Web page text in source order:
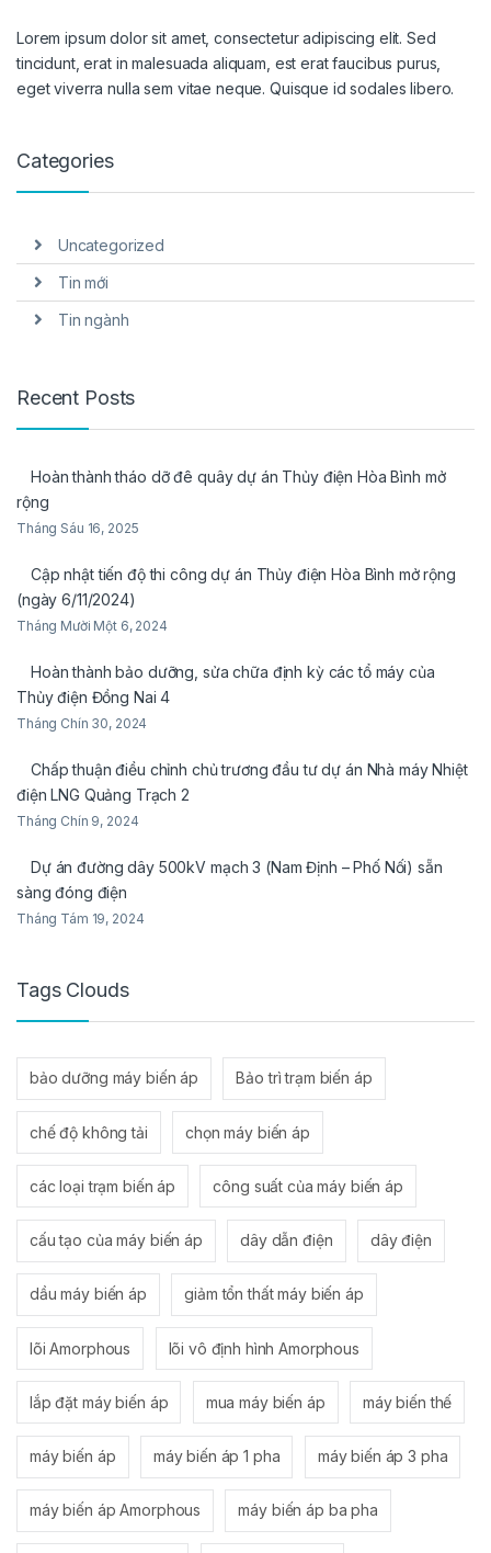
Lorem ipsum dolor sit amet, consectetur adipiscing elit. Sed
tincidunt, erat in malesuada aliquam, est erat faucibus purus,
eget viverra nulla sem vitae neque. Quisque id sodales libero.
Categories
Uncategorized
Tin mới
Tin ngành
Recent Posts
Hoàn thành tháo dỡ đê quây dự án Thủy điện Hòa Bình mở
rộng
Tháng Sáu 16, 2025
Cập nhật tiến độ thi công dự án Thủy điện Hòa Bình mở rộng
(ngày 6/11/2024)
Tháng Mười Một 6, 2024
Hoàn thành bảo dưỡng, sửa chữa định kỳ các tổ máy của
Thủy điện Đồng Nai 4
Tháng Chín 30, 2024
Chấp thuận điều chỉnh chủ trương đầu tư dự án Nhà máy Nhiệt
điện LNG Quảng Trạch 2
Tháng Chín 9, 2024
Dự án đường dây 500kV mạch 3 (Nam Định – Phố Nối) sẵn
sàng đóng điện
Tháng Tám 19, 2024
Tags Clouds
bảo dưỡng máy biến áp Bảo trì trạm biến áp
chế độ không tải chọn máy biến áp
các loại trạm biến áp công suất của máy biến áp
cấu tạo của máy biến áp dây dẫn điện dây điện
dầu máy biến áp giảm tổn thất máy biến áp
lõi Amorphous lõi vô định hình Amorphous
lắp đặt máy biến áp mua máy biến áp máy biến thế
máy biến áp máy biến áp 1 pha máy biến áp 3 pha
máy biến áp Amorphous máy biến áp ba pha